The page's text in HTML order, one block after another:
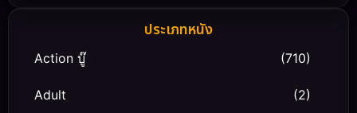
ประเภทหนัง
Action บู๊ (710)
Adult (2)